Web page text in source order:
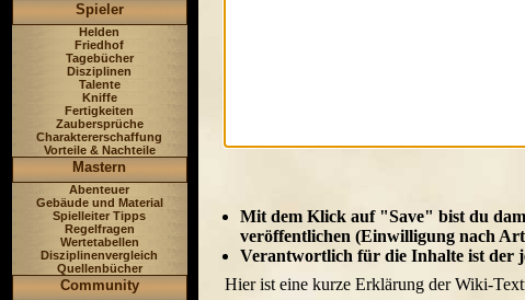
Spieler
Helden
Friedhof
Tagebücher
Disziplinen
Talente
Kniffe
Fertigkeiten
Zaubersprüche
Charaktererschaffung
Vorteile & Nachteile
Mastern
Abenteuer
Gebäude und Material
Spielleiter Tipps
Regelfragen
Wertetabellen
Disziplinenvergleich
Quellenbücher
Community
Mit dem Klick auf "Save" bist du
veröffentlichen (Einwilligung nach
Verantwortlich für die Inhalte ist der
Hier ist eine kurze Erklärung der Wiki-